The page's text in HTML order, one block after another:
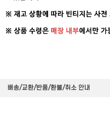
배송/교환/반품/환불/취소 안내